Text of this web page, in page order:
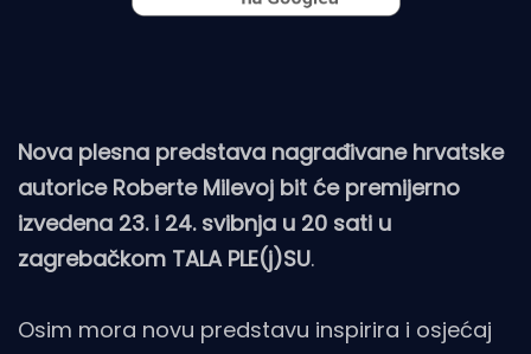
Nova plesna predstava nagrađivane hrvatske
autorice Roberte Milevoj bit će premijerno
izvedena 23. i 24. svibnja u 20 sati u
zagrebačkom TALA PLE(j)SU.
Osim mora novu predstavu inspirira i osjećaj